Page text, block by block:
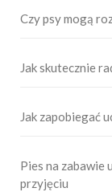
Czy psy mogą
Jak skutecznie
Jak zapobiegać
Pies na zabawie
przyjęciu